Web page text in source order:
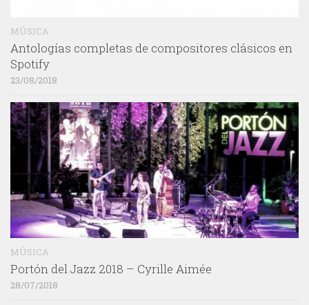
MÚSICA
Antologías completas de compositores clásicos en
Spotify
23/08/2018
MÚSICA
Portón del Jazz 2018 – Cyrille Aimée
28/07/2018